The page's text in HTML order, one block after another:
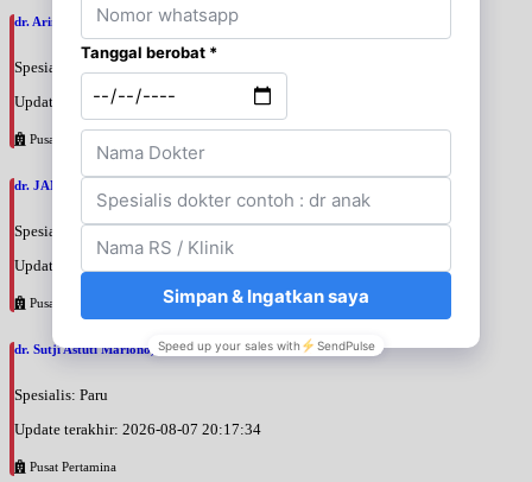
dr. Arini Purwono, SpP
Spesialis: Paru
Update terakhir: 2026-08-07 20:25:58
Pusat Pertamina
dr. JANUAR HABIBI, SpP
Spesialis: Paru
Update terakhir: 2026-08-07 20:23:50
Pusat Pertamina
dr. Sutji Astuti Mariono, SpP
Spesialis: Paru
Update terakhir: 2026-08-07 20:17:34
Pusat Pertamina